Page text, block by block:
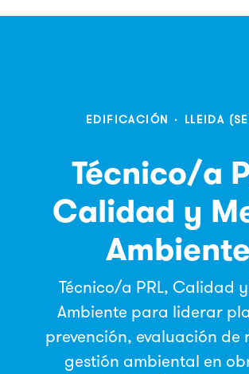
EDIFICACIÓN · LLEIDA
Técnico/a
Calidad y
Ambiente
Técnico/a PRL, Calidad
Ambiente para liderar
prevención, evaluación de
gestión ambiental en